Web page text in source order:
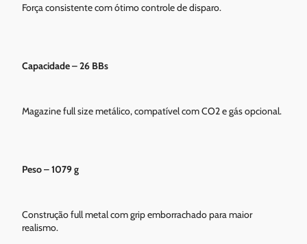
Força consistente com ótimo controle de disparo.
Capacidade – 26 BBs
Magazine full size metálico, compatível com CO2 e gás opcional.
Peso – 1079 g
Construção full metal com grip emborrachado para maior
realismo.